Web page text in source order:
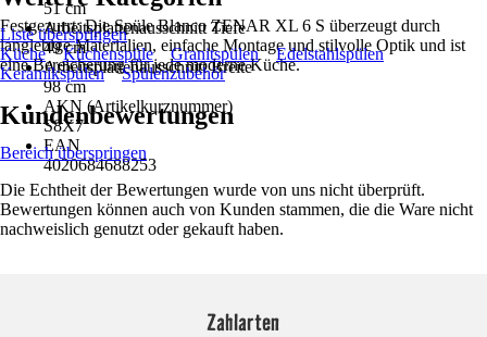
51 cm
Arbeitsplattenausschnitt Tiefe
49 cm
Arbeitsplattenausschnitt Breite
98 cm
AKN (Artikelkurznummer)
S8X7
EAN
4020684688253
Festgezurrt: Die Spüle Blanco ZENAR XL 6 S überzeugt durch
langlebige Materialien, einfache Montage und stilvolle Optik und ist
eine Bereicherung für jede moderne Küche.
Liste überspringen
Küche
Küchenspüle Granitspülen
Edelstahlspülen
Keramikspülen
Spülenzubehör
Kundenbewertungen
Bereich überspringen
Die Echtheit der Bewertungen wurde von uns nicht überprüft.
Bewertungen können auch von Kunden stammen, die die Ware nicht
nachweislich genutzt oder gekauft haben.
Zahlarten